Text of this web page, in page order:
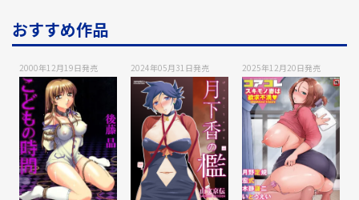
おすすめ作品
2000年12月19日発売 2024年05月31日発売 2025年12月20日発売